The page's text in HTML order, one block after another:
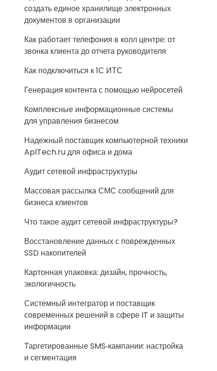
создать единое хранилище электронных
документов в организации
Как работает телефония в колл центре: от
звонка клиента до отчета руководителя
Как подключиться к 1С ИТС
Генерация контента с помощью нейросетей
Комплексные информационные системы
для управления бизнесом
Надежный поставщик компьютерной техники
AplTech.ru для офиса и дома
Аудит сетевой инфраструктуры
Массовая рассылка СМС сообщений для
бизнеса клиентов
Что такое аудит сетевой инфраструктуры?
Восстановление данных с поврежденных
SSD накопителей
Картонная упаковка: дизайн, прочность,
экологичность
Системный интегратор и поставщик
современных решений в сфере IT и защиты
информации
Таргетированные SMS‑кампании: настройка
и сегментация